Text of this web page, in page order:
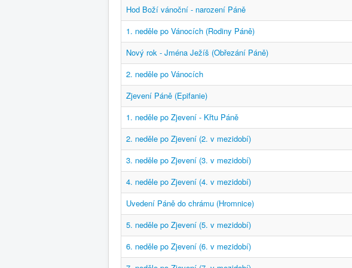
Hod Boží vánoční - narození Páně
1. neděle po Vánocích (Rodiny Páně)
Nový rok - Jména Ježíš (Obřezání Páně)
2. neděle po Vánocích
Zjevení Páně (Epifanie)
1. neděle po Zjevení - Křtu Páně
2. neděle po Zjevení (2. v mezidobí)
3. neděle po Zjevení (3. v mezidobí)
4. neděle po Zjevení (4. v mezidobí)
Uvedení Páně do chrámu (Hromnice)
5. neděle po Zjevení (5. v mezidobí)
6. neděle po Zjevení (6. v mezidobí)